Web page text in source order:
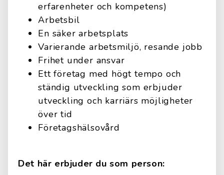
erfarenheter och kompetens)
Arbetsbil
En säker arbetsplats
Varierande arbetsmiljö, resande jobb
Frihet under ansvar
Ett företag med högt tempo och
ständig utveckling som erbjuder
utveckling och karriärs möjligheter
över tid
Företagshälsovård
Det här erbjuder du som person: